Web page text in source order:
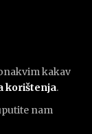
kakav
korištenja.
nam